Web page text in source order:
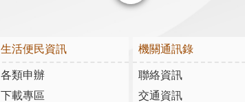
關閉
生活便民資訊
各類申辦
下載專區
機關通訊錄
聯絡資訊
交通資訊